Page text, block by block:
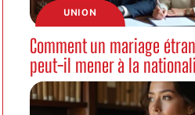
UNION
Comment un mariage
peut-il mener à la